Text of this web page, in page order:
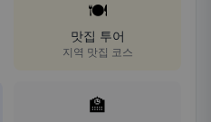
🍽️
맛집 투어
지역 맛집 코스
🏫